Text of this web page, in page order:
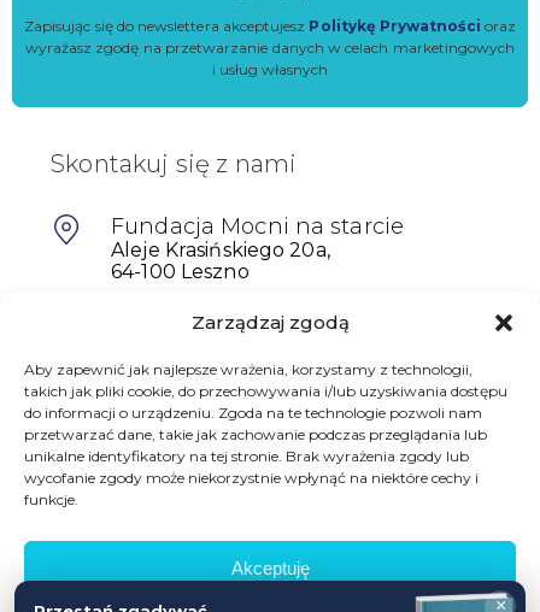
Zarządzaj zgodą
Aby zapewnić jak najlepsze wrażenia, korzystamy z technologii,
takich jak pliki cookie, do przechowywania i/lub uzyskiwania dostępu
do informacji o urządzeniu. Zgoda na te technologie pozwoli nam
przetwarzać dane, takie jak zachowanie podczas przeglądania lub
unikalne identyfikatory na tej stronie. Brak wyrażenia zgody lub
wycofanie zgody może niekorzystnie wpłynąć na niektóre cechy i
funkcje.
Akceptuję
Zapisując się do newslettera akceptujesz Politykę Prywatności oraz
wyrażasz zgodę na przetwarzanie danych w celach marketingowych
i usług własnych
Skontakuj się z nami
Fundacja Mocni na starcie
Aleje Krasińskiego 20a,
64-100 Leszno
601698402
biuro@mocninastarcie.pl
×